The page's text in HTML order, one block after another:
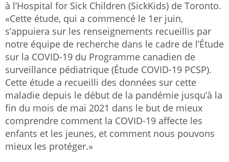
à l’Hospital for Sick Children (SickKids) de Toronto.
«Cette étude, qui a commencé le 1er juin,
s’appuiera sur les renseignements recueillis par
notre équipe de recherche dans le cadre de l’Étude
sur la COVID-19 du Programme canadien de
surveillance pédiatrique (Étude COVID-19 PCSP).
Cette étude a recueilli des données sur cette
maladie depuis le début de la pandémie jusqu’à la
fin du mois de mai 2021 dans le but de mieux
comprendre comment la COVID-19 affecte les
enfants et les jeunes, et comment nous pouvons
mieux les protéger.»